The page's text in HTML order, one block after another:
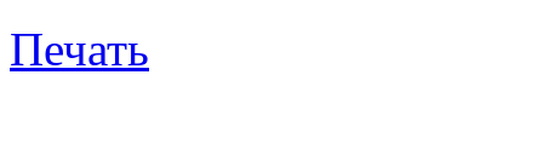
Печать